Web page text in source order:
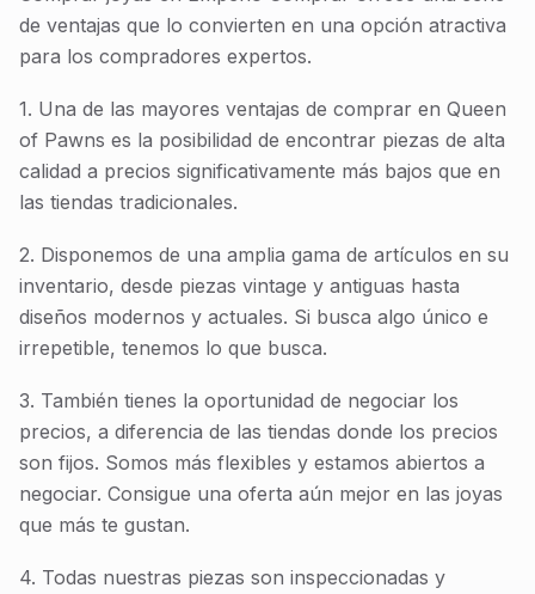
de ventajas que lo convierten en una opción atractiva
para los compradores expertos.
1. Una de las mayores ventajas de comprar en Queen
of Pawns es la posibilidad de encontrar piezas de alta
calidad a precios significativamente más bajos que en
las tiendas tradicionales.
2. Disponemos de una amplia gama de artículos en su
inventario, desde piezas vintage y antiguas hasta
diseños modernos y actuales. Si busca algo único e
irrepetible, tenemos lo que busca.
3. También tienes la oportunidad de negociar los
precios, a diferencia de las tiendas donde los precios
son fijos. Somos más flexibles y estamos abiertos a
negociar. Consigue una oferta aún mejor en las joyas
que más te gustan.
4. Todas nuestras piezas son inspeccionadas y